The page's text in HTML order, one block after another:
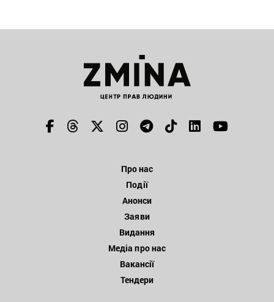
Про нас
Події
Анонси
Заяви
Видання
Медіа про нас
Вакансії
Тендери